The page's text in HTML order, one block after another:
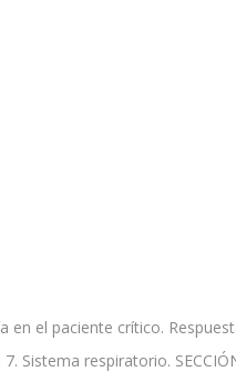
en el paciente crítico.
Sistema respiratorio.